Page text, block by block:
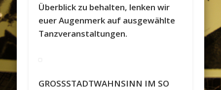
Überblick zu behalten, lenken wir
euer Augenmerk auf ausgewählte
Tanzveranstaltungen.
GROSSSTADTWAHNSINN IM SO